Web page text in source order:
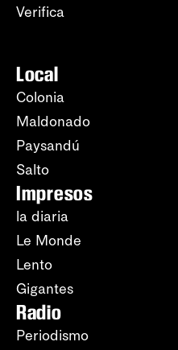
Verifica
Local
Colonia
Maldonado
Paysandú
Salto
Impresos
la diaria
Le Monde
Lento
Gigantes
Radio
Periodismo